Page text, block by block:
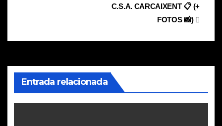
C.S.A. CARCAIXENT 📋 (+
FOTOS 📸)
Entrada relacionada